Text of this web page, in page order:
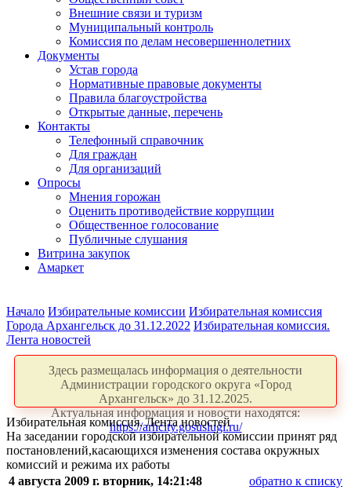
Внешние связи и туризм
Муниципальный контроль
Комиссия по делам несовершеннолетних
Документы
Устав города
Нормативные правовые документы
Правила благоустройства
Открытые данные, перечень
Контакты
Телефонный справочник
Для граждан
Для организаций
Опросы
Мнения горожан
Оценить противодействие коррупции
Общественное голосование
Публичные слушания
Витрина закупок
Амаркет
Начало Избирательные комиссии Избирательная комиссия
Города Архангельск до 31.12.2022 Избирательная комиссия.
Лента новостей
Здесь размещалась информация о деятельности
Администрации городского округа «Город
Архангельск» до 31.12.2025.
Актуальная информация и новости находятся:
https://arhcity.gosuslugi.ru/
Избирательная комиссия. Лента новостей
На заседании городской избирательной комиссии принят ряд
постановлений,касающихся изменения состава окружных
комиссий и режима их работы
4 августа 2009 г. вторник, 14:21:48
обратно к списку